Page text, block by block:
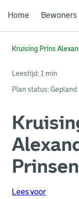
Home Bewoners
Kruising Prins
Leestijd: 1 min
Plan status:Gepland
Lees voor